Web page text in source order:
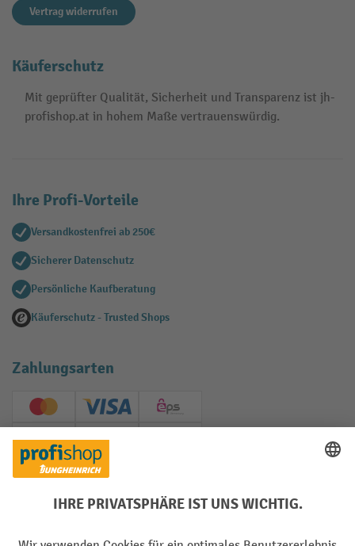
Vertrag widerrufen
Käuferschutz
Mit geprüfter Qualität, Sicherheit und Transparenz ist jh-
profishop.at in hohem Maße vertrauenswürdig.
Ihre Profi-Vorteile
Versandkostenfrei ab 250€
Sicherer Datenschutz
Persönliche Kaufberatung
Käuferschutz - Trusted Shops
Zahlungsarten
Creditcard (Master)Creditcard (Visa)
EPS
PayPal
Soziale Netzwerke